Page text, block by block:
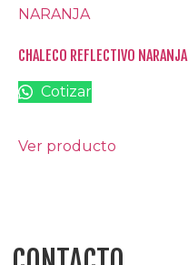
CHALECO REFLECTIVO NARANJA
Cotizar
Ver producto